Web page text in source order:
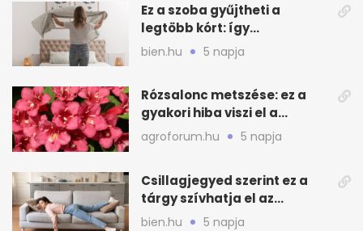
Ez a szoba gyűjtheti a
legtöbb kórt: így
mélytisztítsd otthon
bien.hu 5 napja
Rózsalonc metszése: ez a
gyakori hiba viszi el a
virágzást
agroforum.hu 5 napja
Csillagjegyed szerint ez a
tárgy szívhatja el az
otthonod energiáját
bien.hu 5 napja